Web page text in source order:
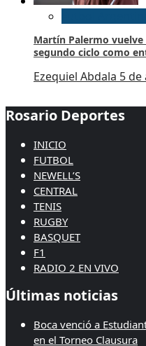
Martín Palermo
segundo ciclo como
Ezequiel Abdala 5 de
Rosario Deportes
INICIO
FUTBOL
NEWELL’S
CENTRAL
TENIS
RUGBY
BASQUET
F1
RADIO 2 EN VIVO
Últimas noticias
Boca venció a
en el Torneo Clausura